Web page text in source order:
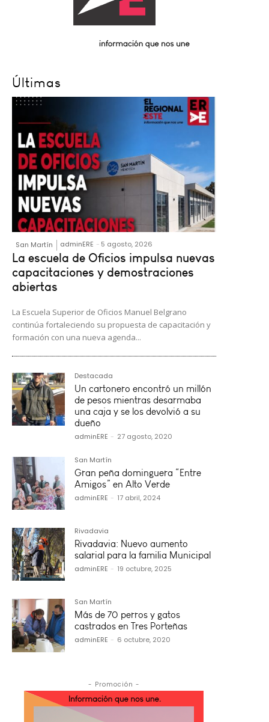
Últimas
San Martín adminERE - 5 agosto, 2026
La escuela de Oficios impulsa nuevas
capacitaciones y demostraciones
abiertas
La Escuela Superior de Oficios Manuel Belgrano
continúa fortaleciendo su propuesta de capacitación y
formación con una nueva agenda...
Destacada
Un cartonero encontró un millón
de pesos mientras desarmaba
una caja y se los devolvió a su
dueño
adminERE - 27 agosto, 2020
San Martín
Gran peña dominguera “Entre
Amigos” en Alto Verde
adminERE - 17 abril, 2024
Rivadavia
Rivadavia: Nuevo aumento
salarial para la familia Municipal
adminERE - 19 octubre, 2025
San Martín
Más de 70 perros y gatos
castrados en Tres Porteñas
adminERE - 6 octubre, 2020
- Promoción -